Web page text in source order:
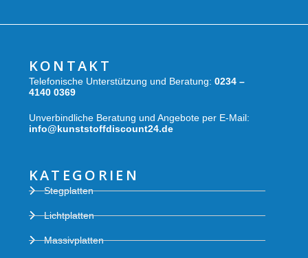
KONTAKT
Telefonische Unterstützung und Beratung: 0234 –
4140 0369
Unverbindliche Beratung und Angebote per E-Mail:
info@kunststoffdiscount24.de
KATEGORIEN
Stegplatten
Lichtplatten
Massivplatten